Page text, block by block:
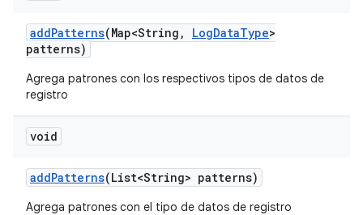
addPatterns(Map<String , LogDataType>
patterns)
Agrega patrones con los respectivos tipos de datos de
registro
void
addPatterns(List<String> patterns)
Agrega patrones con el tipo de datos de registro